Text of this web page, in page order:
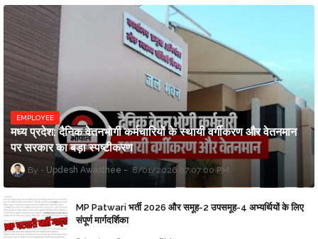
EMPLOYEE
मध्य प्रदेश: दैनिक वेतनभोगी कर्मचारियों के स्थायी वर्गीकरण और वेतनमान
पर सरकार का बड़ा स्पष्टीकरण
Updesh Awasthee 8/01/2026 07:07:00 PM
MP Patwari भर्ती 2026 और समूह-2 उपसमूह-4 अभ्यर्थियों के लिए
संपूर्ण मार्गदर्शिका